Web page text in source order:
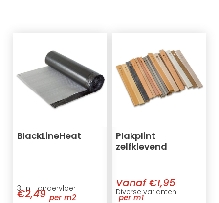
BlackLineHeat
3-in-1 ondervloer
€2,49 per m2
Plakplint
zelfklevend
Diverse varianten
Vanaf €1,95
per m1